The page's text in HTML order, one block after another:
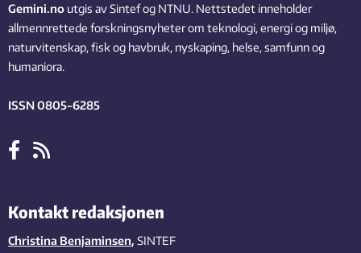
Gemini.no utgis av Sintef og NTNU. Nettstedet inneholder
allmennrettede forskningsnyheter om teknologi, energi og miljø,
naturvitenskap, fisk og havbruk, nyskaping, helse, samfunn og
humaniora.
ISSN 0805-6285
Kontakt redaksjonen
Christina Benjaminsen, SINTEF